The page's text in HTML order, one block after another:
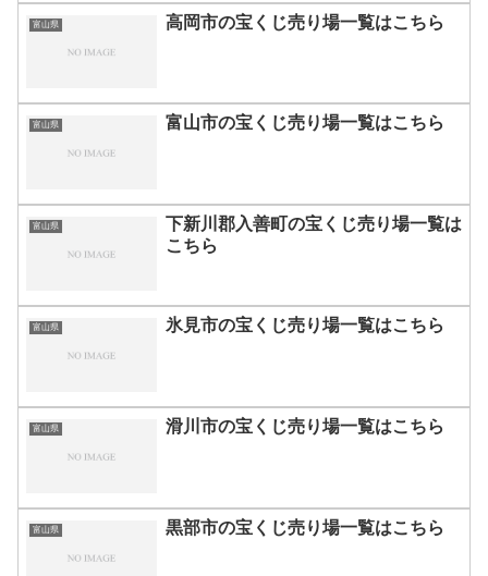
富山県 高岡市の宝くじ売り場一覧はこちら
富山県 富山市の宝くじ売り場一覧はこちら
富山県
下新川郡入善町の宝くじ売り場一覧は
こちら
富山県 氷見市の宝くじ売り場一覧はこちら
富山県 滑川市の宝くじ売り場一覧はこちら
富山県 黒部市の宝くじ売り場一覧はこちら